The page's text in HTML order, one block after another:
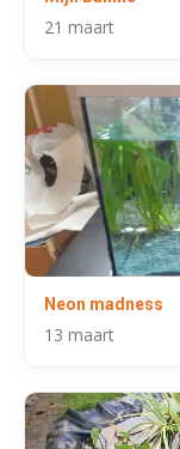
21 maart
Neon madness
13 maart